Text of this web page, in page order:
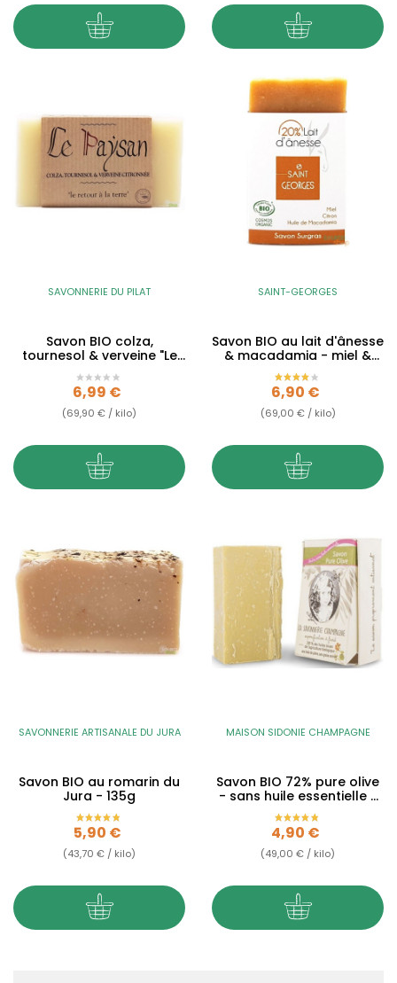
SAVONNERIE DU PILAT
Savon BIO colza,
tournesol & verveine "Le
Prix
6,99 €
(69,90 € / kilo)
SAINT-GEORGES
Savon BIO au lait d'ânesse
& macadamia - miel &
citron - 100g
Prix
6,90 €
(69,00 € / kilo)
SAVONNERIE ARTISANALE DU JURA
Savon BIO au romarin du
Jura - 135g
Prix
5,90 €
(43,70 € / kilo)
MAISON SIDONIE CHAMPAGNE
Savon BIO 72% pure olive
- sans huile essentielle -
100g
Prix
4,90 €
(49,00 € / kilo)